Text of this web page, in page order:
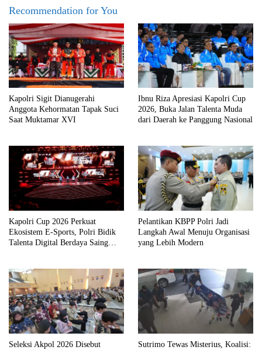
Recommendation for You
Kapolri Sigit Dianugerahi
Anggota Kehormatan Tapak Suci
Saat Muktamar XVI
Ibnu Riza Apresiasi Kapolri Cup
2026, Buka Jalan Talenta Muda
dari Daerah ke Panggung Nasional
Kapolri Cup 2026 Perkuat
Ekosistem E-Sports, Polri Bidik
Talenta Digital Berdaya Saing
Pelantikan KBPP Polri Jadi
Langkah Awal Menuju Organisasi
yang Lebih Modern
Seleksi Akpol 2026 Disebut
Sutrimo Tewas Misterius, Koalisi: